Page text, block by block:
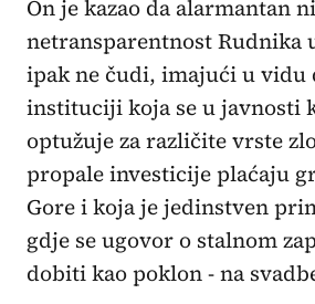
On je kazao da alarmantan
netransparentnost Rudnika
ipak ne čudi, imajući u vidu
instituciji koja se u javnosti
optužuje za različite vrste
propale investicije plaćaju
Gore i koja je jedinstven
gdje se ugovor o stalnom
dobiti kao poklon - na